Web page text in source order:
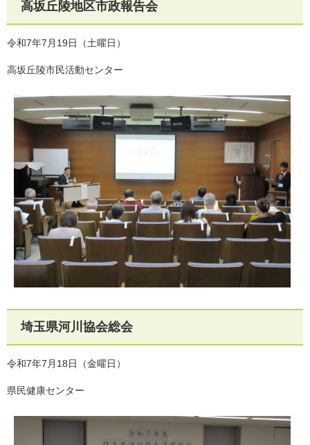
高坂丘陵地区市政報告会
令和7年7月19日（土曜日）
高坂丘陵市民活動センター
埼玉県河川協会総会
令和7年7月18日（金曜日）
県民健康センター